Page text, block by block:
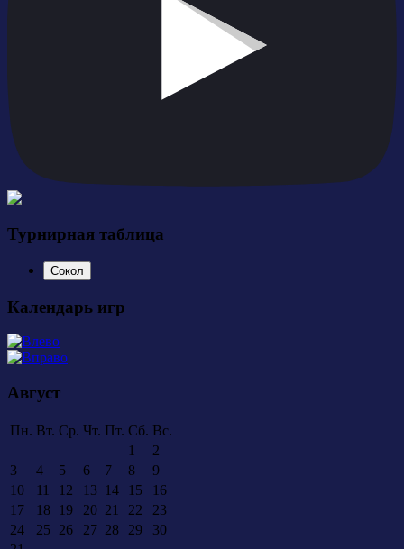
Турнирная таблица
Сокол
Календарь игр
Август
Пн. Вт. Ср. Чт. Пт. Сб. Вс.
1
2
3
4 5 6 7 8
9
10
11 12 13 14 15
16
17
18 19 20 21 22
23
24
25 26 27 28 29
30